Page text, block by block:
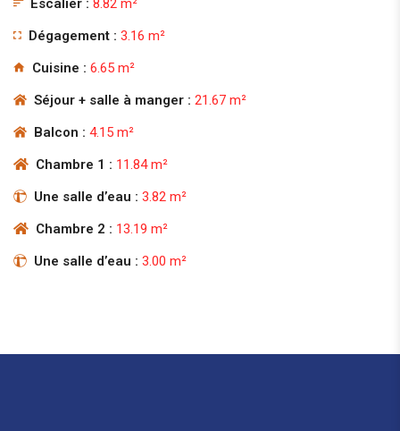
Escalier : 8.82 m²
Dégagement : 3.16 m²
Cuisine : 6.65 m²
Séjour + salle à manger : 21.67 m²
Balcon : 4.15 m²
Chambre 1 : 11.84 m²
Une salle d’eau : 3.82 m²
Chambre 2 : 13.19 m²
Une salle d’eau : 3.00 m²